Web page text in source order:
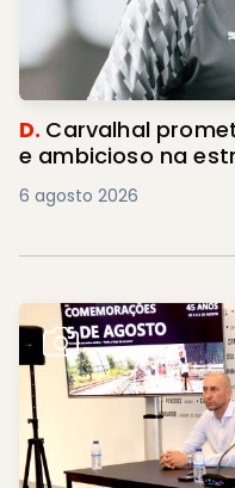
D. Carvalhal
e ambicioso na
6 agosto 2026